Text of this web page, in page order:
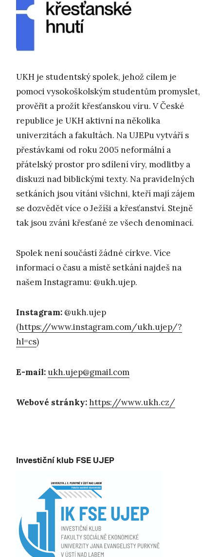
UKH je studentský spolek, jehož cílem je
pomoci vysokoškolským studentům promyslet,
prověřit a prožít křesťanskou víru. V České
republice je UKH aktivní na několika
univerzitách a fakultách. Na UJEPu vytváří s
přestávkami od roku 2005 neformální a
přátelský prostor pro sdílení víry, modlitby a
diskuzi nad biblickými texty. Na pravidelných
setkáních jsou vítáni všichni, kteří mají zájem
se dozvědět více o Ježíši a křesťanství. Stejně
tak jsou zváni křesťané ze všech denominací.
Spolek není součástí žádné církve. Více
informací o času a místě setkání najdeš na
našem Instagramu: @ukh.ujep.
Instagram: @ukh.ujep
(https://www.instagram.com/ukh.ujep/?
hl=cs)
E-mail: ukh.ujep@gmail.com
Webové stránky:https://www.ukh.cz/
Investiční klub FSE UJEP